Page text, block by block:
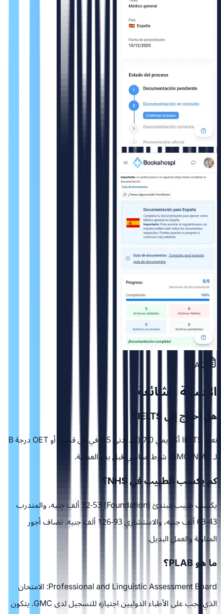
FAQ
الاسئلة الشائعة
هل أحتاج إلى IELTS؟
نعم، IELTS أكاديمي 7.0 (حد أدنى 6.5 في كل قسم) أو OET درجة B
لـ GMC/NMC. شرط أساسي قبل بدء العملية.
كم يكسب الطبيب في NHS؟
يكسب طبيب مبتدئ (Foundation) 32-53 ألف جنيه، والمتدرب
43-63 ألف جنيه، والاستشاري 93-126 ألف جنيه. تضاف أجور
المناوبة والعمل البديل.
ما هو PLAB؟
Professional and Linguistic Assessment Board: الامتحان
الذي يجب على الأطباء الدوليين اجتيازه للتسجيل لدى GMC. يتكون